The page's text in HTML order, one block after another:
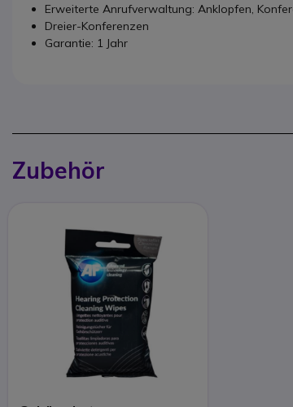
Erweiterte Anrufverwaltung: Anklopfen,
Dreier-Konferenzen
Garantie: 1 Jahr
Zubehör